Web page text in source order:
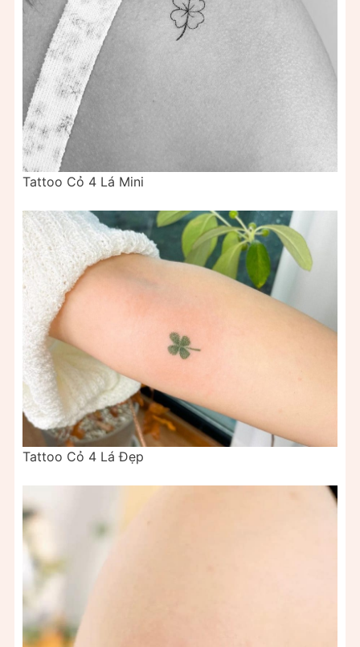
Tattoo Cỏ 4 Lá Mini
Tattoo Cỏ 4 Lá Đẹp